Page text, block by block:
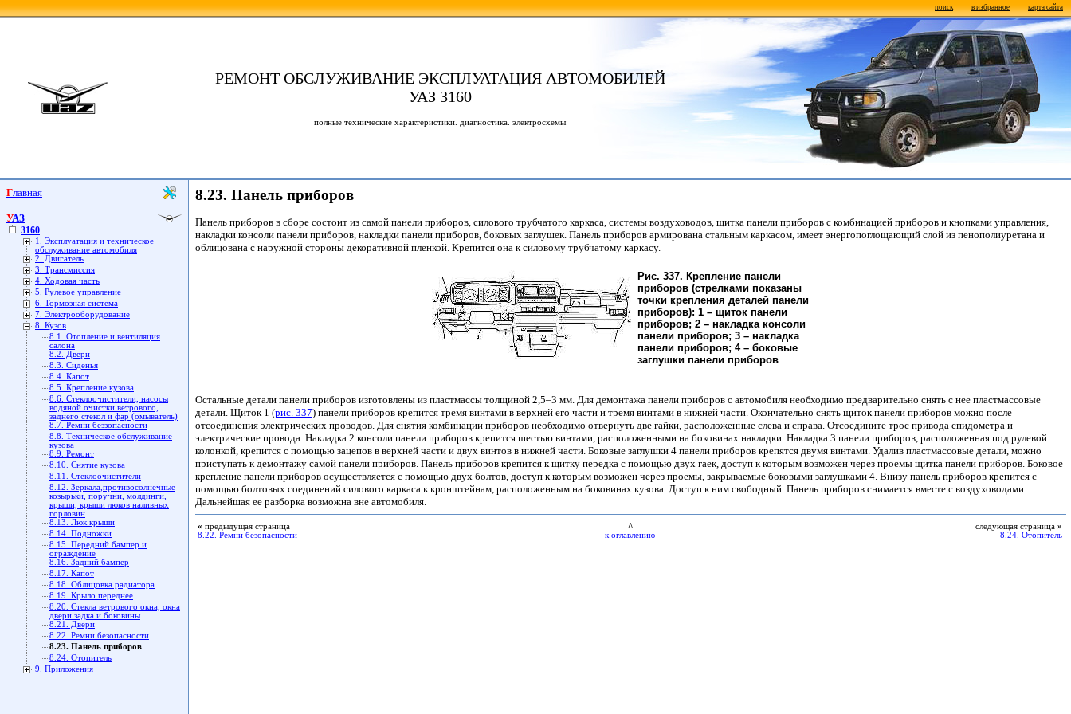
поиск в избранное карта сайта
РЕМОНТ ОБСЛУЖИВАНИЕ ЭКСПЛУАТАЦИЯ АВТОМОБИЛЕЙ
УАЗ 3160
полные технические характеристики. диагностика. электросхемы
Главная
УАЗ
3160
1. Эксплуатация и техническое
обслуживание автомобиля
2. Двигатель
3. Трансмиссия
4. Ходовая часть
5. Рулевое управление
6. Тормозная система
7. Электрооборудование
8. Кузов
8.1. Отопление и вентиляция
салона
8.2. Двери
8.3. Сиденья
8.4. Капот
8.5. Крепление кузова
8.6. Стеклоочистители, насосы
водяной очистки ветрового,
заднего стекол и фар (омыватель)
8.7. Ремни беззопасности
8.8. Техническое обслуживание
кузова
8.9. Ремонт
8.10. Снятие кузова
8.11. Стеклоочистители
8.12. Зеркала,противосолнечные
козырьки, поручни, молдинги,
крыши, крыши люков наливных
горловин
8.13. Люк крыши
8.14. Подножки
8.15. Передний бампер и
ограждение
8.16. Задний бампер
8.17. Капот
8.18. Облицовка радиатора
8.19. Крыло переднее
8.20. Стекла ветрового окна, окна
двери задка и боковины
8.21. Двери
8.22. Ремни безопасности
8.23. Панель приборов
8.24. Отопитель
9. Приложения
8.23. Панель приборов
Панель приборов в сборе состоит из самой панели приборов, силового трубчатого каркаса, системы воздуховодов, щитка панели приборов с комбинацией приборов и кнопками управления,
накладки консоли панели приборов, накладки панели приборов, боковых заглушек. Панель приборов армирована стальным каркасом, имеет энергопоглощающий слой из пенополиуретана и
облицована с наружной стороны декоративной пленкой. Крепится она к силовому трубчатому каркасу.
Рис. 337. Крепление панели
приборов (стрелками показаны
точки крепления деталей панели
приборов): 1 – щиток панели
приборов; 2 – накладка консоли
панели приборов; 3 – накладка
панели приборов; 4 – боковые
заглушки панели приборов
Остальные детали панели приборов изготовлены из пластмассы толщиной 2,5–3 мм. Для демонтажа панели приборов с автомобиля необходимо предварительно снять с нее пластмассовые
детали. Щиток 1 (рис. 337) панели приборов крепится тремя винтами в верхней его части и тремя винтами в нижней части. Окончательно снять щиток панели приборов можно после
отсоединения электрических проводов. Для снятия комбинации приборов необходимо отвернуть две гайки, расположенные слева и справа. Отсоедините трос привода спидометра и
электрические провода. Накладка 2 консоли панели приборов крепится шестью винтами, расположенными на боковинах накладки. Накладка 3 панели приборов, расположенная под рулевой
колонкой, крепится с помощью зацепов в верхней части и двух винтов в нижней части. Боковые заглушки 4 панели приборов крепятся двумя винтами. Удалив пластмассовые детали, можно
приступать к демонтажу самой панели приборов. Панель приборов крепится к щитку передка с помощью двух гаек, доступ к которым возможен через проемы щитка панели приборов. Боковое
крепление панели приборов осуществляется с помощью двух болтов, доступ к которым возможен через проемы, закрываемые боковыми заглушками 4. Внизу панель приборов крепится с
помощью болтовых соединений силового каркаса к кронштейнам, расположенным на боковинах кузова. Доступ к ним свободный. Панель приборов снимается вместе с воздуховодами.
Дальнейшая ее разборка возможна вне автомобиля.
« предыдущая страница
8.22. Ремни безопасности
^
к оглавлению
следующая страница »
8.24. Отопитель